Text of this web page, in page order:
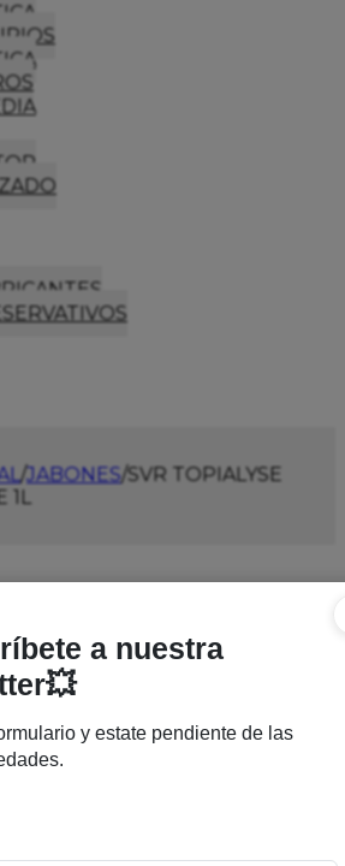
/JABONES/SVR TOPIALYSE
1L